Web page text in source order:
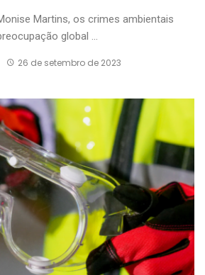
Martins, os crimes ambientais
global ...
26 de setembro de 2023